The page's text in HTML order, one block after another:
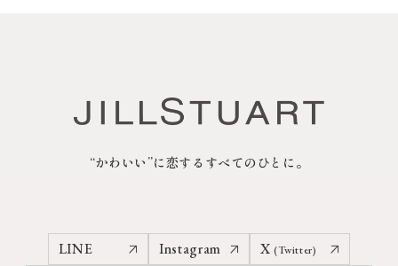
“かわいい”に恋するすべてのひとに。
LINE Instagram X (Twitter)